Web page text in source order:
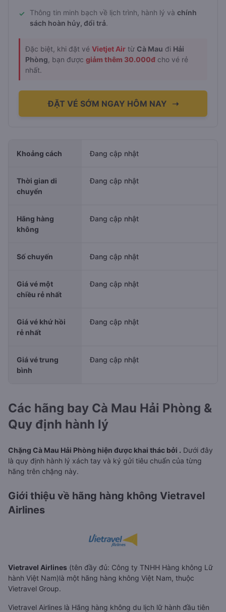
✓ Thông tin minh bạch về lịch trình, hành lý và chính
sách hoàn hủy, đổi trả.
Đặc biệt, khi đặt vé Vietjet Air từ Cà Mau đi Hải
Phòng , bạn được giảm thêm 30.000đ cho vé rẻ
nhất.
ĐẶT VÉ SỚM NGAY HÔM NAY ➝
Khoảng cách Đang cập nhật
Thời gian di
chuyển
Đang cập nhật
Hãng hàng
không
Đang cập nhật
Số chuyến Đang cập nhật
Giá vé một
chiều rẻ nhất
Đang cập nhật
Giá vé khứ hồi
rẻ nhất
Đang cập nhật
Giá vé trung
bình
Đang cập nhật
Các hãng bay Cà Mau Hải Phòng &
Quy định hành lý
Chặng Cà Mau Hải Phòng hiện được khai thác bởi . Dưới đây
là quy định hành lý xách tay và ký gửi tiêu chuẩn của từng
hãng trên chặng này.
Giới thiệu về hãng hàng không Vietravel
Airlines
Vietravel Airlines (tên đầy đủ: Công ty TNHH Hàng không Lữ
hành Việt Nam)là một hãng hàng không Việt Nam, thuộc
Vietravel Group.
Vietravel Airlines là Hãng hàng không du lịch lữ hành đầu tiên